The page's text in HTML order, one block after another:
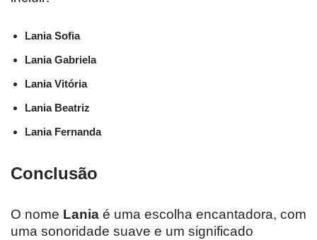
Lania Sofia
Lania Gabriela
Lania Vitória
Lania Beatriz
Lania Fernanda
Conclusão
O nome Lania é uma escolha encantadora, com
uma sonoridade suave e um significado